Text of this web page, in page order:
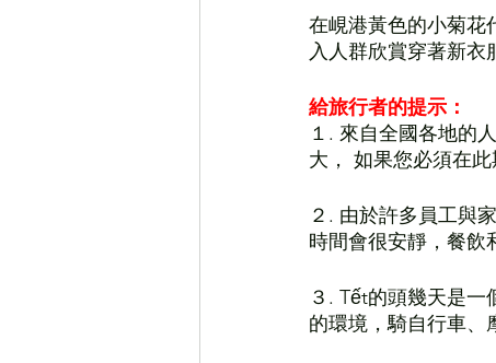
在峴港黃色的小菊花
入人群欣賞穿著新衣
給旅行者的提示：
１. 來自全國各地的
大， 如果您必須在
２. 由於許多員工與
時間會很安靜，餐飲
３. Tết的頭幾天是
的環境，騎自行車、